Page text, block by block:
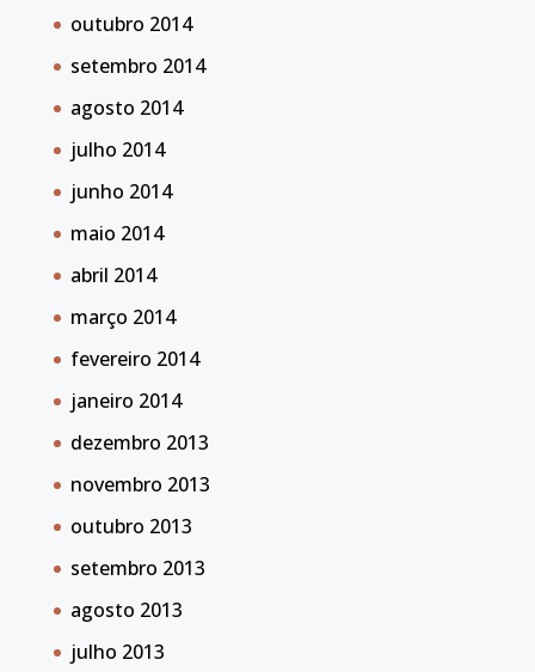
outubro 2014
setembro 2014
agosto 2014
julho 2014
junho 2014
maio 2014
abril 2014
março 2014
fevereiro 2014
janeiro 2014
dezembro 2013
novembro 2013
outubro 2013
setembro 2013
agosto 2013
julho 2013